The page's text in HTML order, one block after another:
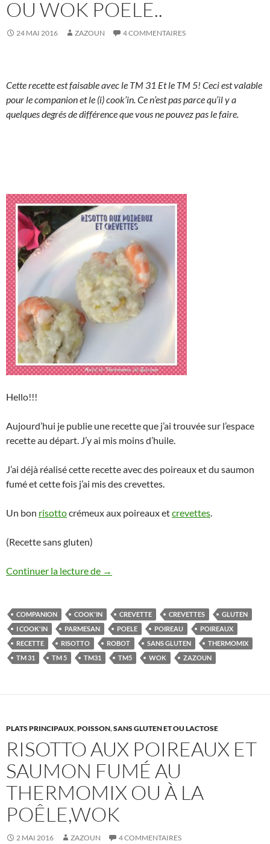
OU WOK POELE..
24 MAI 2016 ZAZOUN 4 COMMENTAIRES
Cette recette est faisable avec le TM 31 Et le TM 5! Ceci est valable
pour le companion et le (i) cook’in. Ce n’est pas parce qu’il y a
quelques degrés de différence que vous ne pouvez pas le faire.
Hello!!!
Aujourd’hui je publie une recette que j’ai trouvée sur l’espace
recette au départ. J’y ai mis moins d’huile.
J’ai déjà réalisé cette recette avec des poireaux et du saumon
fumé et cette fois j’ai mis des crevettes.
Un bon risottocrémeux aux poireaux etcrevettes.
(Recette sans gluten)
Continuer la lecture de Risotto aux poireaux et crevettes
→
COMPANION COOK'IN CREVETTE CREVETTES
GLUTEN
I COOK'IN
PARMESAN POELE POIREAU
POIREAUX
RECETTE
RISOTTO ROBOT SANS GLUTEN
THERMOMIX
TM 31
TM 5 TM31 TM5 WOK ZAZOUN
PLATS PRINCIPAUX,POISSON,SANS GLUTEN ET OU LACTOSE
RISOTTO AUX POIREAUX ET
SAUMON FUMÉ AU
THERMOMIX OU À LA
POÊLE,WOK
2 MAI 2016 ZAZOUN 4 COMMENTAIRES